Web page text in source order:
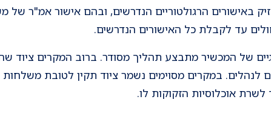
באישורים הרגולטוריים הנדרשים, ובהם אישור אמ"ר של
עד לקבלת כל האישורים הנדרשים.
של המכשיר מתבצע תהליך מסודר. ברוב המקרים ציוד
במקרים מסוימים נשמר ציוד תקין לטובת משלחות
אוכלוסיות הזקוקות לו.